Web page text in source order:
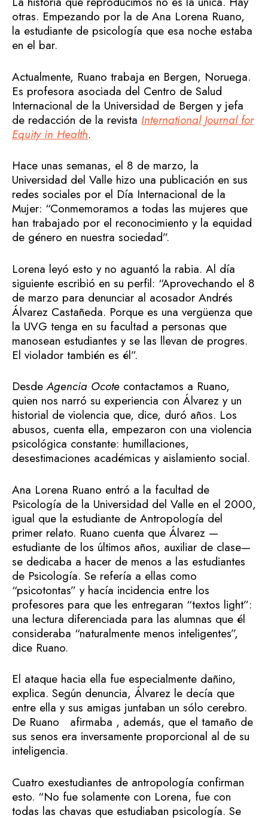
otras. Empezando por la de Ana Lorena Ruano,
la estudiante de psicología que esa noche estaba
en el bar.
Actualmente, Ruano trabaja en Bergen, Noruega.
Es profesora asociada del Centro de Salud
Internacional de la Universidad de Bergen y jefa
de redacción de la revista International Journal for
Equity in Health.
Hace unas semanas, el 8 de marzo, la
Universidad del Valle hizo una publicación en sus
redes sociales por el Día Internacional de la
Mujer: “Conmemoramos a todas las mujeres que
han trabajado por el reconocimiento y la equidad
de género en nuestra sociedad”.
Lorena leyó esto y no aguantó la rabia. Al día
siguiente escribió en su perfil: “Aprovechando el 8
de marzo para denunciar al acosador Andrés
Álvarez Castañeda. Porque es una vergüenza que
la UVG tenga en su facultad a personas que
manosean estudiantes y se las llevan de progres.
El violador también es él”.
DesdeAgencia Ocote contactamos a Ruano,
quien nos narró su experiencia con Álvarez y un
historial de violencia que, dice, duró años. Los
abusos, cuenta ella, empezaron con una violencia
psicológica constante: humillaciones,
desestimaciones académicas y aislamiento social.
Ana Lorena Ruano entró a la facultad de
Psicología de la Universidad del Valle en el 2000,
igual que la estudiante de Antropología del
primer relato. Ruano cuenta que Álvarez —
estudiante de los últimos años, auxiliar de clase—
se dedicaba a hacer de menos a las estudiantes
de Psicología. Se refería a ellas como
“psicotontas” y hacía incidencia entre los
profesores para que les entregaran “textos light”:
una lectura diferenciada para las alumnas que él
consideraba “naturalmente menos inteligentes”,
dice Ruano.
El ataque hacia ella fue especialmente dañino,
explica. Según denuncia, Álvarez le decía que
entre ella y sus amigas juntaban un sólo cerebro.
De Ruano afirmaba , además, que el tamaño de
sus senos era inversamente proporcional al de su
inteligencia.
Cuatro exestudiantes de antropología confirman
esto. “No fue solamente con Lorena, fue con
todas las chavas que estudiaban psicología. Se